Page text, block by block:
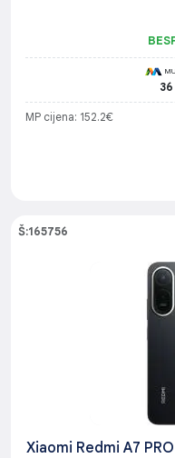
MP cijena: 152.2€
Š:165756
Xiaomi Redmi A7